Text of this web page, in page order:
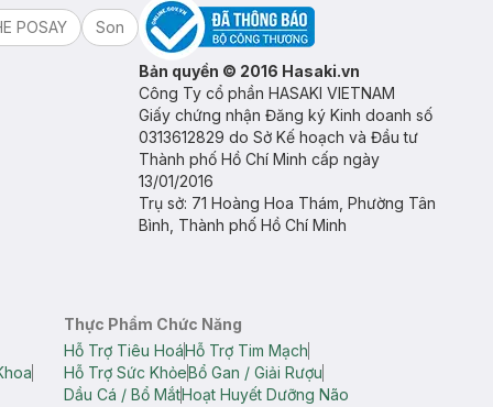
POSAY
Son
Bản quyền © 2016 Hasaki.vn
Công Ty cổ phần HASAKI VIETNAM
Giấy chứng nhận Đăng ký Kinh doanh số
0313612829 do Sở Kế hoạch và Đầu tư
Thành phố Hồ Chí Minh cấp ngày
13/01/2016
Trụ sở: 71 Hoàng Hoa Thám, Phường Tân
Bình, Thành phố Hồ Chí Minh
Thực Phẩm Chức Năng
Hỗ Trợ Tiêu HoáHỗ Trợ Tim Mạch
Hỗ Trợ Sức KhỏeBổ Gan / Giải Rượu
Dầu Cá / Bổ MắtHoạt Huyết Dưỡng Não